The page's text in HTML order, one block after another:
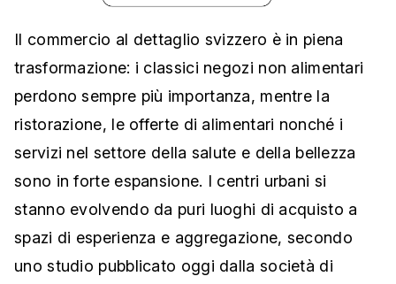
Il commercio al dettaglio svizzero è in piena
trasformazione: i classici negozi non alimentari
perdono sempre più importanza, mentre la
ristorazione, le offerte di alimentari nonché i
servizi nel settore della salute e della bellezza
sono in forte espansione. I centri urbani si
stanno evolvendo da puri luoghi di acquisto a
spazi di esperienza e aggregazione, secondo
uno studio pubblicato oggi dalla società di